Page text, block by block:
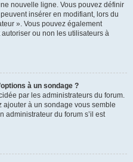
nouvelle ligne. Vous pouvez définir
insérer en modifiant, lors du
». Vous pouvez également
ou non les utilisateurs à
à un sondage ?
par les administrateurs du forum.
ajouter à un sondage vous semble
administrateur du forum s’il est